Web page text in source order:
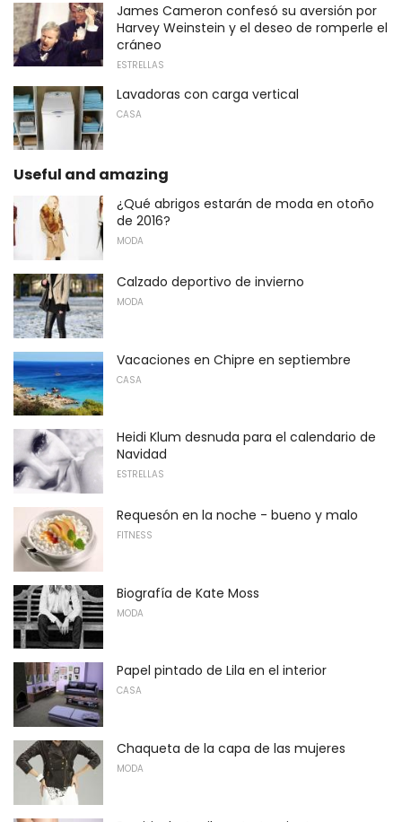
James Cameron confesó su aversión por
Harvey Weinstein y el deseo de romperle el
cráneo
ESTRELLAS
Lavadoras con carga vertical
CASA
Useful and amazing
¿Qué abrigos estarán de moda en otoño
de 2016?
MODA
Calzado deportivo de invierno
MODA
Vacaciones en Chipre en septiembre
CASA
Heidi Klum desnuda para el calendario de
Navidad
ESTRELLAS
Requesón en la noche - bueno y malo
FITNESS
Biografía de Kate Moss
MODA
Papel pintado de Lila en el interior
CASA
Chaqueta de la capa de las mujeres
MODA